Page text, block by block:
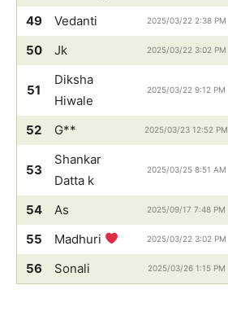
49 Vedanti 2025/03/22 2:38 PM
50
Jk 2025/03/22 3:02 PM
51
Diksha
Hiwale
2025/03/22 9:12 PM
52 G** 2025/03/23 12:52 PM
53
Shankar
Datta k
2025/03/25 8:51 AM
54 As 2025/09/17 7:48 PM
55
Madhuri 2025/03/22 3:02 PM
56
Sonali 2025/03/26 1:15 PM